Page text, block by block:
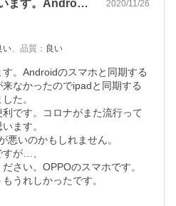
ます。Andro… 2020/11/26
い、 品質 ： 良い
。Androidのスマホと同期する
なかったのでipadと同期する
た。
です。コロナがまた流行って
ます。
悪いのかもしれません。
が…、
さい。OPPOのスマホです。
うれしかったです。